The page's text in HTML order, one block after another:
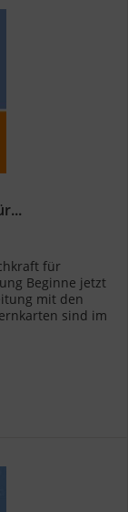
für
Beginne jetzt
mit den
sind im